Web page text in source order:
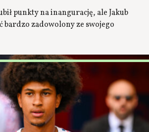
punkty na inangurację, ale Jakub
bardzo zadowolony ze swojego